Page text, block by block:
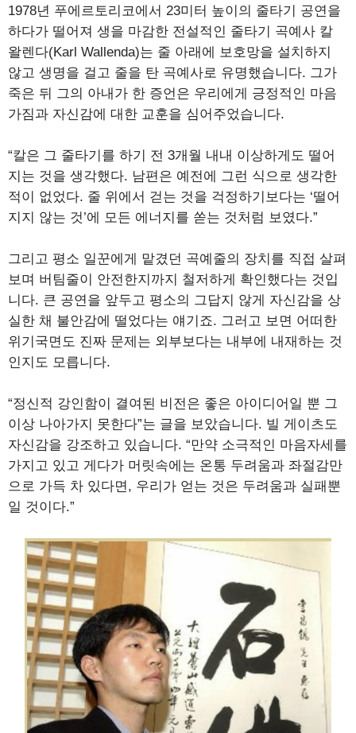
1978년 푸에르토리코에서 23미터 높이의 줄타기 공연을
하다가 떨어져 생을 마감한 전설적인 줄타기 곡예사 칼
왈렌다(Karl Wallenda)는 줄 아래에 보호망을 설치하지
않고 생명을 걸고 줄을 탄 곡예사로 유명했습니다. 그가
죽은 뒤 그의 아내가 한 증언은 우리에게 긍정적인 마음
가짐과 자신감에 대한 교훈을 심어주었습니다.
“칼은 그 줄타기를 하기 전 3개월 내내 이상하게도 떨어
지는 것을 생각했다. 남편은 예전에 그런 식으로 생각한
적이 없었다. 줄 위에서 걷는 것을 걱정하기보다는 ‘떨어
지지 않는 것’에 모든 에너지를 쏟는 것처럼 보였다.”
그리고 평소 일꾼에게 맡겼던 곡예줄의 장치를 직접 살펴
보며 버팀줄이 안전한지까지 철저하게 확인했다는 것입
니다. 큰 공연을 앞두고 평소의 그답지 않게 자신감을 상
실한 채 불안감에 떨었다는 얘기죠. 그러고 보면 어떠한
위기국면도 진짜 문제는 외부보다는 내부에 내재하는 것
인지도 모릅니다.
“정신적 강인함이 결여된 비전은 좋은 아이디어일 뿐 그
이상 나아가지 못한다”는 글을 보았습니다. 빌 게이츠도
자신감을 강조하고 있습니다. “만약 소극적인 마음자세를
가지고 있고 게다가 머릿속에는 온통 두려움과 좌절감만
으로 가득 차 있다면, 우리가 얻는 것은 두려움과 실패뿐
일 것이다.”